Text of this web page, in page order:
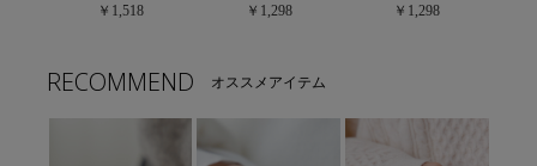
￥1,518 ￥1,298 ￥1,298
RECOMMEND オススメアイテム